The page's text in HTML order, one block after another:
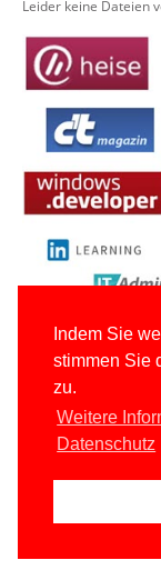
Indem Sie
stimmen Sie
zu.
Weitere
Datenschutz
Leider keine Dateien